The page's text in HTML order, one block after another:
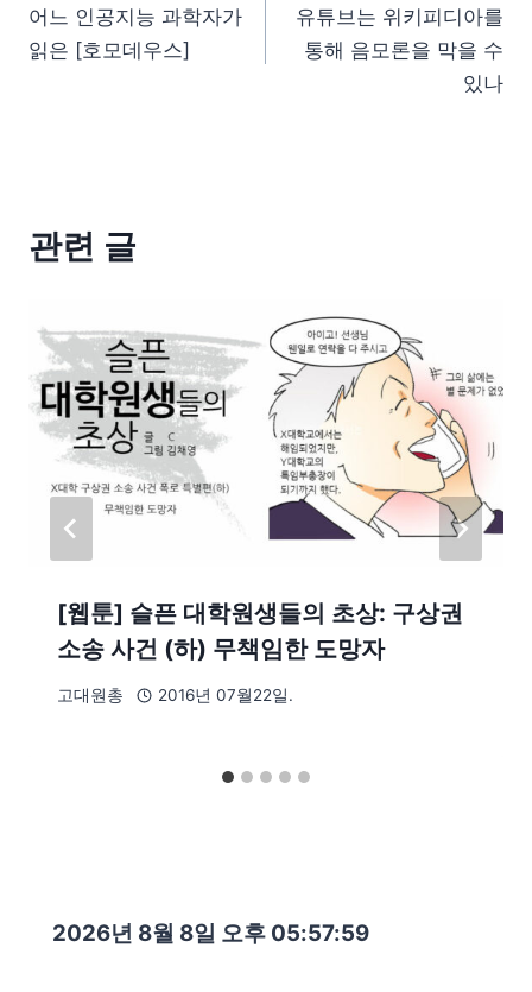
어느 인공지능 과학자가
읽은 [호모데우스]
유튜브는 위키피디아를
통해 음모론을 막을 수
있나
관련 글
[웹툰] 슬픈 대학원생들의 초상: 구상권
소송 사건 (하) 무책임한 도망자
고대원총 2016년 07월22일.
2026년 8월 8일 오후 05:58:00